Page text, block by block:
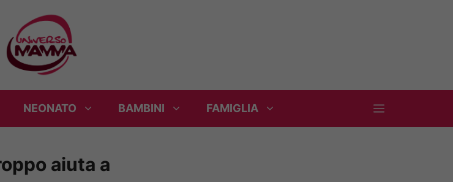
NEONATO BAMBINI FAMIGLIA
aiuta a